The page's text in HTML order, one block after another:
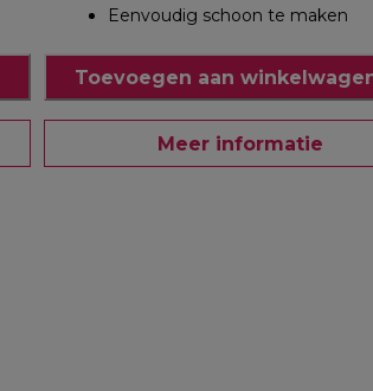
Eenvoudig schoon te maken
Toevoegen aan
Meer informatie